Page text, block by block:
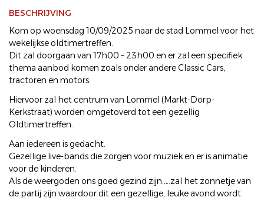
BESCHRIJVING
Kom op woensdag 10/09/2025 naar de stad Lommel voor het
wekelijkse oldtimertreffen.
Dit zal doorgaan van 17h00 – 23h00 en er zal een specifiek
thema aanbod komen zoals onder andere Classic Cars,
tractoren en motors.
Hiervoor zal het centrum van Lommel (Markt-Dorp-
Kerkstraat) worden omgetoverd tot een gezellig
Oldtimertreffen.
Aan iedereen is gedacht.
Gezellige live-bands die zorgen voor muziek en er is animatie
voor de kinderen.
Als de weergoden ons goed gezind zijn…..zal het zonnetje van
de partij zijn waardoor dit een gezellige, leuke avond wordt.